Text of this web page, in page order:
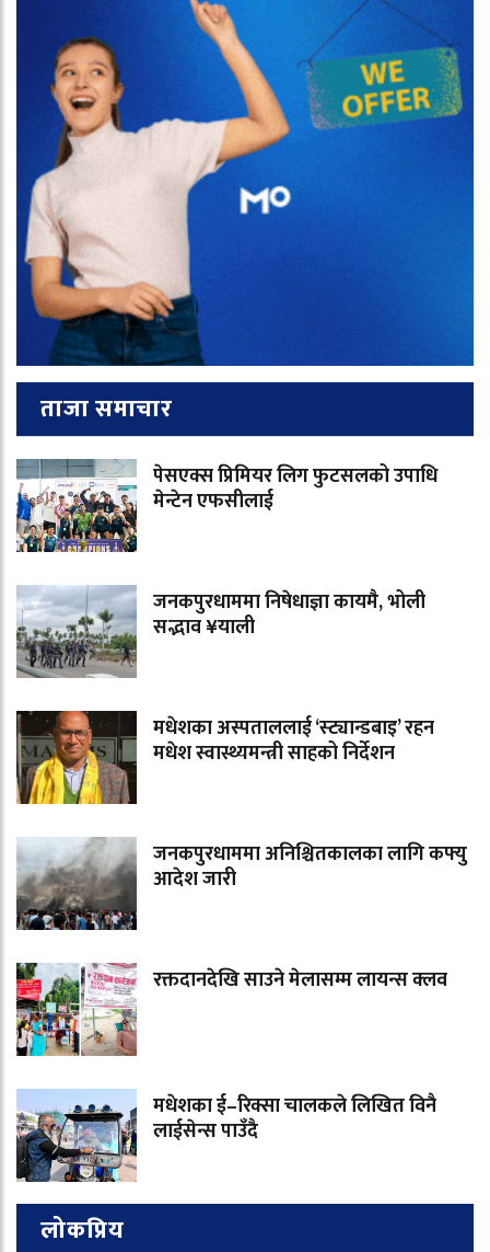
ताजा समाचार
पेसएक्स प्रिमियर लिग फुटसलको उपाधि
मेन्टेन एफसीलाई
जनकपुरधाममा निषेधाज्ञा कायमै, भोली
सद्भाव ¥याली
मधेशका अस्पताललाई ‘स्ट्यान्डबाइ’ रहन
मधेश स्वास्थ्यमन्त्री साहको निर्देशन
जनकपुरधाममा अनिश्चितकालका लागि कफ्यु
आदेश जारी
रक्तदानदेखि साउने मेलासम्म लायन्स क्लव
मधेशका ई–रिक्सा चालकले लिखित विनै
लाईसेन्स पाउँदै
लोकप्रिय